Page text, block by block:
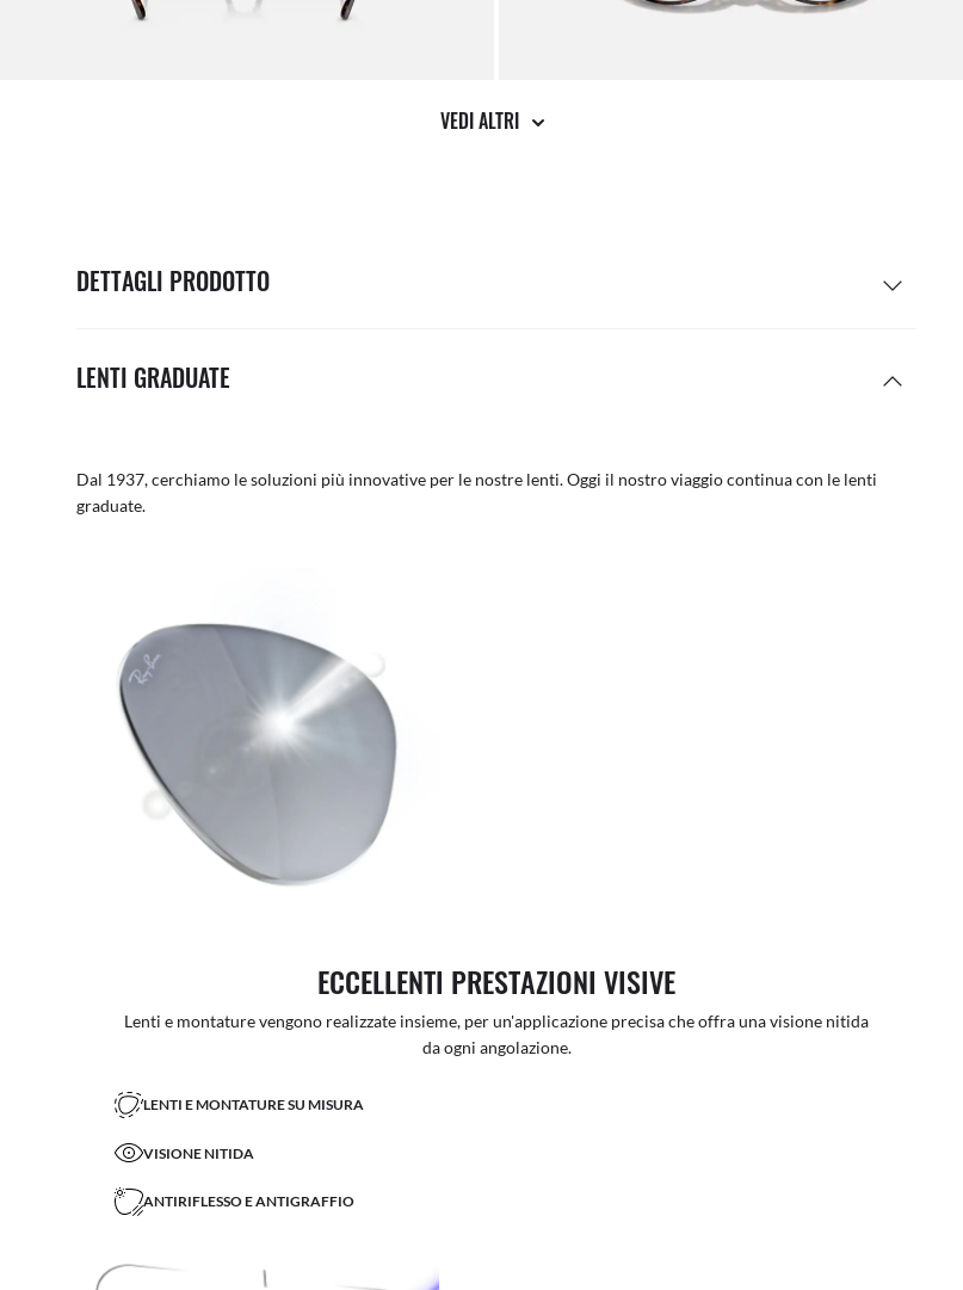
VEDI ALTRI
DETTAGLI PRODOTTO
LENTI GRADUATE
Dal 1937, cerchiamo le soluzioni più innovative per le nostre lenti. Oggi il nostro viaggio continua con le lenti
graduate.
ECCELLENTI PRESTAZIONI VISIVE
Lenti e montature vengono realizzate insieme, per un'applicazione precisa che offra una visione nitida
da ogni angolazione.
LENTI E MONTATURE SU MISURA
VISIONE NITIDA
ANTIRIFLESSO E ANTIGRAFFIO